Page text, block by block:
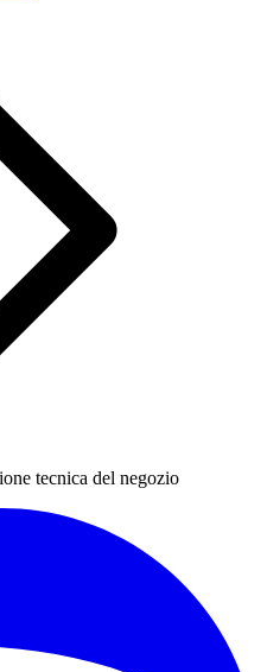
tecnica del negozio